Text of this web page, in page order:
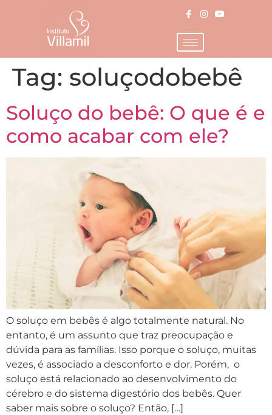
Tag: soluçodobebê
Soluço do bebê: O que é e
como acabar com ele?
O soluço em bebês é algo totalmente natural. No
entanto, é um assunto que traz preocupação e
dúvida para as famílias. Isso porque o soluço, muitas
vezes, é associado a desconforto e dor. Porém, o
soluço está relacionado ao desenvolvimento do
cérebro e do sistema digestório dos bebês. Quer
saber mais sobre o soluço? Então, […]